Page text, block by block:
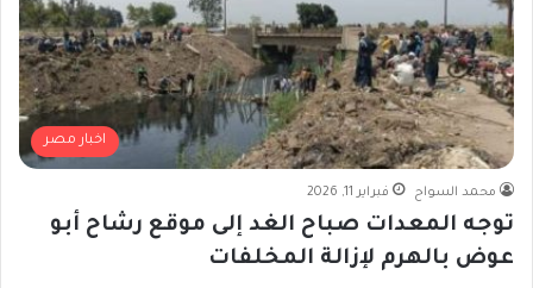
اخبار مصر
محمد السواح فبراير 11, 2026
توجه المعدات صباح الغد إلى موقع رشاح أبو
عوض بالهرم لإزالة المخلفات